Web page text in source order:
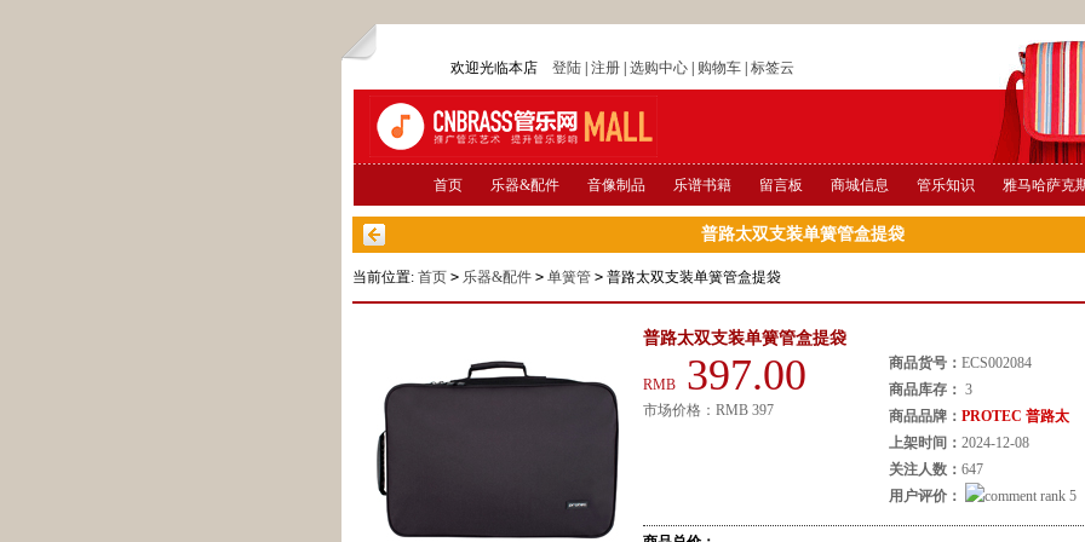
欢迎光临本店 登陆| 注册| 选购中心| 购物车| 标签云
首页 乐器&配件 音像制品 乐谱书籍 留言板 商城信息 管乐知识 雅马哈萨克
普路太双支装单簧管盒提袋
当前位置: 首页 > 乐器&配件 > 单簧管 > 普路太双支装单簧管盒提袋
普路太双支装单簧管盒提袋
RMB 397.00
市场价格： RMB 397
商品货号： ECS002084
商品库存： 3
商品品牌： PROTEC 普路太
上架时间： 2024-12-08
关注人数： 647
用户评价：